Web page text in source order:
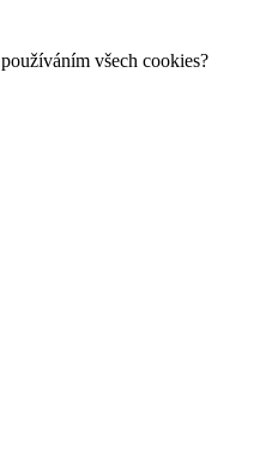
všech cookies?